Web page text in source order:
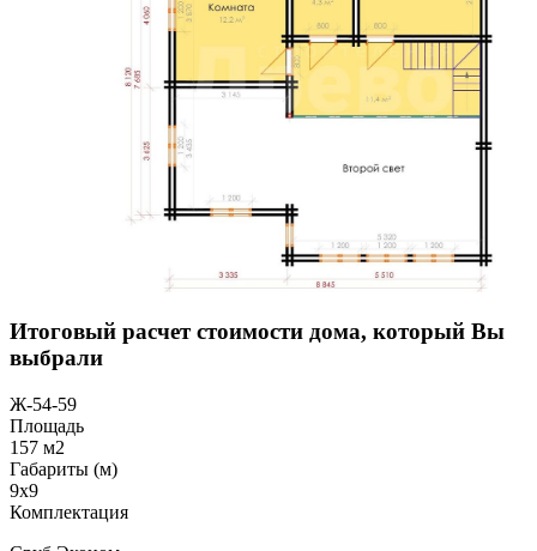
Итоговый расчет стоимости дома, который Вы
выбрали
Ж-54-59
Площадь
157 м2
Габариты (м)
9х9
Комплектация